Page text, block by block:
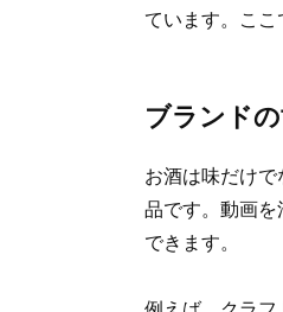
ています。ここ
ブランド
お酒は味だけ
品です。動画
できます。